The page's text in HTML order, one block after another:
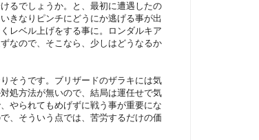
るでしょうか。と、最初に遭遇したの
きなりピンチにどうにか逃げる事が出
レベル上げをする事に。ロンダルキア
なので、そこなら、少しはどうなるか
そうです。ブリザードのザラキには気
処方法が無いので、結局は運任せで気
やられてもめげずに戦う事が重要にな
、そういう点では、苦労するだけの価